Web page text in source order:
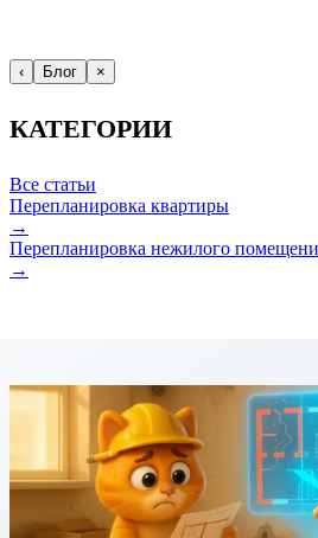
‹ Блог ×
КАТЕГОРИИ
Все статьи
Перепланировка квартиры
→
Перепланировка нежилого
→